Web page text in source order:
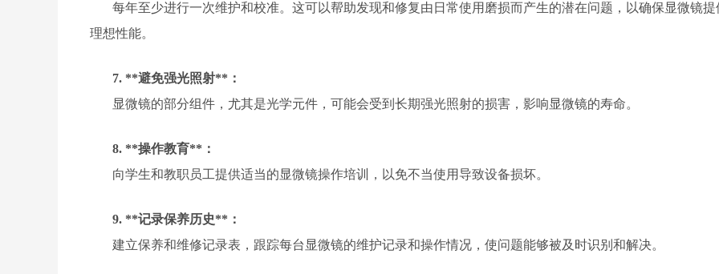
每年至少进行一次维护和校准。这可以帮助发现和修复由日常使用磨损而产生的潜在问题，以确保显微镜提
理想性能。
7. **避免强光照射**：
显微镜的部分组件，尤其是光学元件，可能会受到长期强光照射的损害，影响显微镜的寿命。
8. **操作教育**：
向学生和教职员工提供适当的显微镜操作培训，以免不当使用导致设备损坏。
9. **记录保养历史**：
建立保养和维修记录表，跟踪每台显微镜的维护记录和操作情况，使问题能够被及时识别和解决。